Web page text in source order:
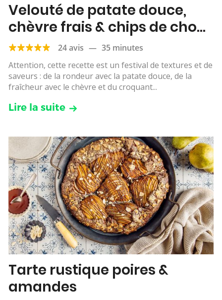
Velouté de patate douce,
chèvre frais & chips de chou
kale
24 avis — 35 minutes
Attention, cette recette est un festival de textures et de
saveurs : de la rondeur avec la patate douce, de la
fraîcheur avec le chèvre et du croquant...
Lire la suite
Tarte rustique poires &
amandes